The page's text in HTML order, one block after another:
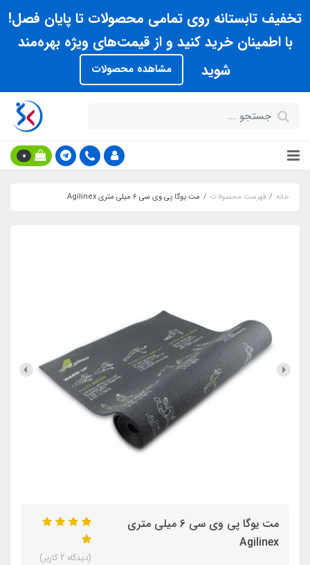
تخفیف تابستانه روی تمامی محصولات تا پایان فصل!
با اطمینان خرید کنید و از قیمت‌های ویژه بهره‌مند
شوید
مشاهده محصولات
0
خانه فهرست محصولات مت یوگا پي وي سي 6 ميلي متري Agilinex
مت یوگا پي وي سي 6 ميلي متري
Agilinex
(دیدگاه 2 کاربر)